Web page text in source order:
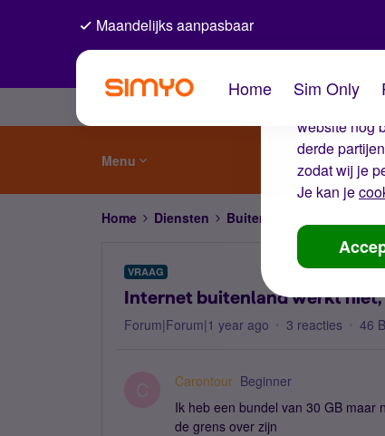
De
Wij
website nog
derde
zodat wij je
Je kan je
Maandelijks aanpasbaar
Home Sim Only
Menu
Home Diensten Buitenland
VRAAG
Internet buitenland werkt
Forum|Forum|1 year ago 3 reacties 46
Carontour Beginner
Ik heb een bundel van 30 GB maar
de grens over zijn